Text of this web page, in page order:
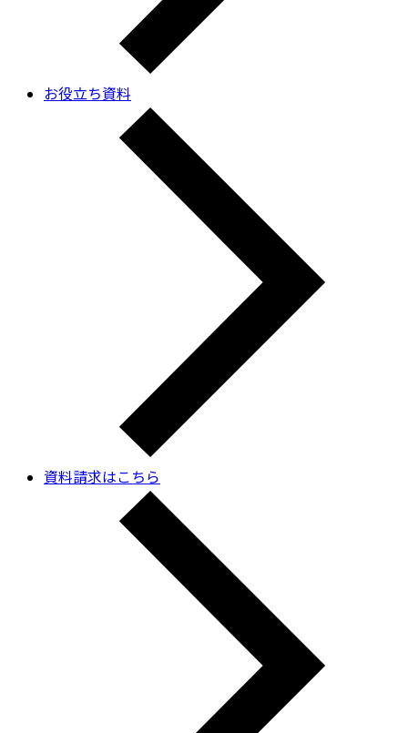
お役立ち資料
資料請求はこちら